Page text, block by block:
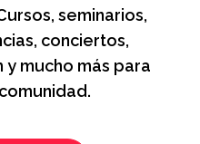
seminarios,
conciertos,
y mucho más para